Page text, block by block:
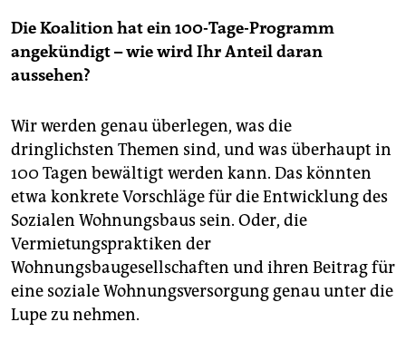
Die Koalition hat ein 100-Tage-Programm
angekündigt – wie wird Ihr Anteil daran
aussehen?
Wir werden genau überlegen, was die
dringlichsten Themen sind, und was überhaupt in
100 Tagen bewältigt werden kann. Das könnten
etwa konkrete Vorschläge für die Entwicklung des
Sozialen Wohnungsbaus sein. Oder, die
Vermietungspraktiken der
Wohnungsbaugesellschaften und ihren Beitrag für
eine soziale Wohnungsversorgung genau unter die
Lupe zu nehmen.